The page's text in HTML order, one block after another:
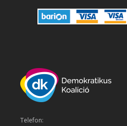
Telefon: